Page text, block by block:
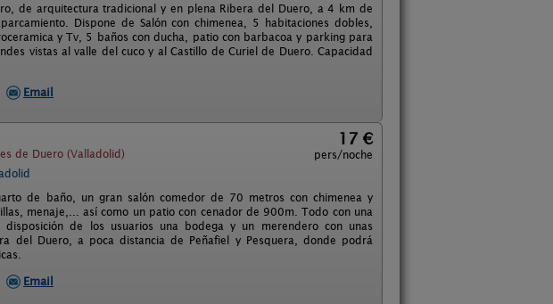
de arquitectura tradicional y en plena Ribera del Duero, a 4 km de
Dispone de Salón con chimenea, 5 habitaciones dobles,
y Tv, 5 baños con ducha, patio con barbacoa y parking para
vistas al valle del cuco y al Castillo de Curiel de Duero. Capacidad
Email
de Duero (Valladolid)
17 €
pers/noche
de baño, un gran salón comedor de 70 metros con chimenea y
menaje,... así como un patio con cenador de 900m. Todo con una
de los usuarios una bodega y un merendero con unas
del Duero, a poca distancia de Peñafiel y Pesquera, donde podrá
Email